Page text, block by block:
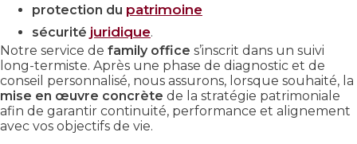
protection du patrimoine
sécurité juridique.
Notre service de family office s’inscrit dans un suivi
long-termiste. Après une phase de diagnostic et de
conseil personnalisé, nous assurons, lorsque souhaité, la
mise en œuvre concrète de la stratégie patrimoniale
afin de garantir continuité, performance et alignement
avec vos objectifs de vie.